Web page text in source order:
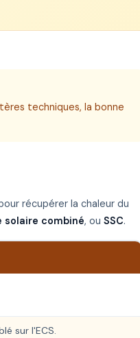
techniques, la bonne
récupérer la chaleur du
solaire combiné, ou SSC.
sur l'ECS.